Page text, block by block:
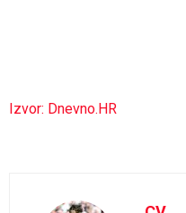
Izvor: Dnevno.HR